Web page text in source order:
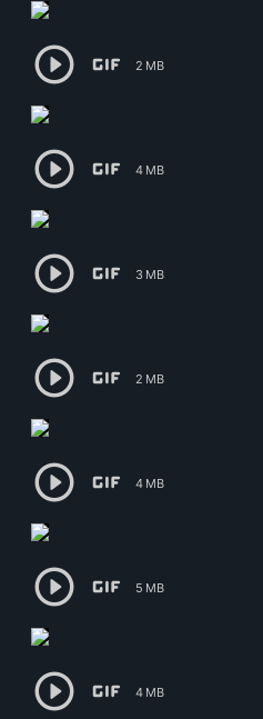
  2 MB
  4 MB
  3 MB
  2 MB
  4 MB
  5 MB
  4 MB